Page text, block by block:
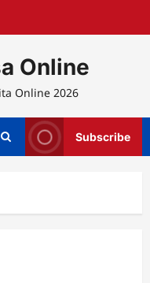
Online
Online 2026
Subscribe